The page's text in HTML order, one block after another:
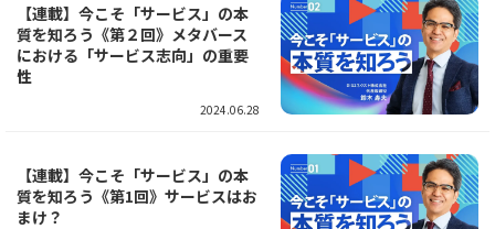
【連載】今こそ「サービス」の本
質を知ろう《第２回》メタバース
における「サービス志向」の重要
性
2024.06.28
【連載】今こそ「サービス」の本
質を知ろう《第1回》サービスはお
まけ？